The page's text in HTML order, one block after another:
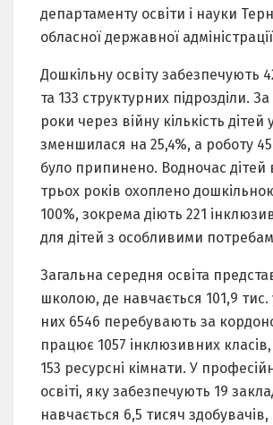
департаменту освіти і науки
обласної державної
Дошкільну освіту забезпечують
та 133 структурних підрозділи. За
роки через війну кількість дітей
зменшилася на 25,4%, а роботу 45
було припинено. Водночас дітей
трьох років охоплено
100%, зокрема діють 221
для дітей з особливими
Загальна середня освіта
школою, де навчається 101,9 тис.
них 6546 перебувають за
працює 1057 інклюзивних
153 ресурсні кімнати. У
освіті, яку забезпечують 19
навчається 6,5 тисяч